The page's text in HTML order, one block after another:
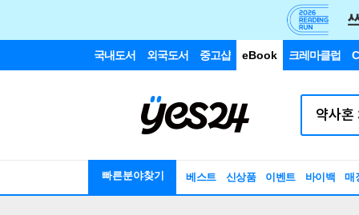
국내도서 외국도서 중고샵 eBook 크레마클럽
빠른분야찾기 베스트 신상품 이벤트 바이백 매